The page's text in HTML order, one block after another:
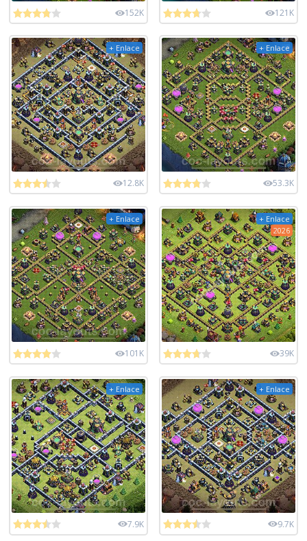
152K 121K
+ Enlace
12.8K
+ Enlace
53.3K
+ Enlace
101K
+ Enlace
2026
39K
+ Enlace
7.9K
+ Enlace
9.7K